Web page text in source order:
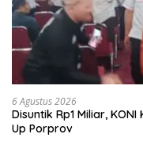
6 Agustus 2026
Disuntik Rp1 Miliar,
Up Porprov